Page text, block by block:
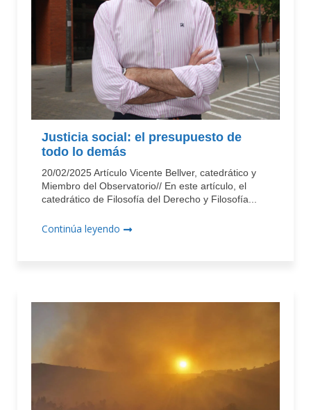
Justicia social: el presupuesto de
todo lo demás
20/02/2025 Artículo Vicente Bellver, catedrático y
Miembro del Observatorio// En este artículo, el
catedrático de Filosofía del Derecho y Filosofía...
Continúa leyendo